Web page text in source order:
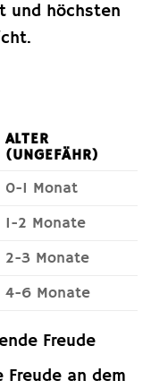
und höchsten
ALTER
(UNGEFÄHR)
0-1 Monat
1-2 Monate
2-3 Monate
4-6 Monate
Freude
an dem